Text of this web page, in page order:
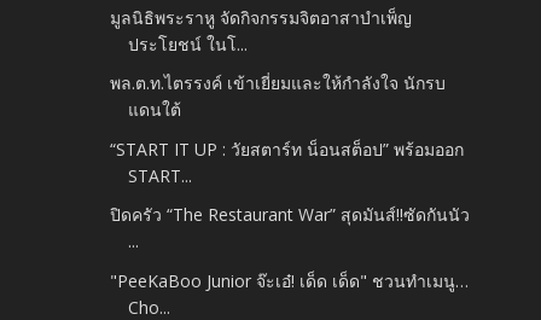
มูลนิธิพระราหู จัดกิจกรรมจิตอาสาบำเพ็ญ
ประโยชน์ ในโ...
พล.ต.ท.ไตรรงค์ เข้าเยี่ยมและให้กำลังใจ นักรบ
แดนใต้
“START IT UP : วัยสตาร์ท น็อนสต็อป” พร้อมออก
START...
ปิดครัว “The Restaurant War” สุดมันส์!!ซัดกันนัว
...
"PeeKaBoo Junior จ๊ะเอ๋! เด็ด เด็ด" ชวนทำเมนู…
Cho...